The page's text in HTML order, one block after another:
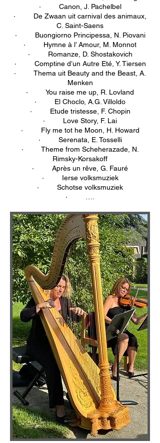
· Canon, J. Pachelbel
· De Zwaan uit carnival des animaux,
C. Saint-Saens
· Buongiorno Principessa, N. Piovani
· Hymne à l’ Amour, M. Monnot
· Romanze, D. Shostakovich
· Comptine d’un Autre Eté, Y. Tiersen
· Thema uit Beauty and the Beast, A.
Menken
· You raise me up, R. Lovland
· El Choclo, A.G. Villoldo
· Etude tristesse, F. Chopin
· Love Story, F. Lai
· Fly me tot he Moon, H. Howard
· Serenata, E. Tosselli
· Theme from Scheherazade, N.
Rimsky-Korsakoff
· Après un rêve, G. Fauré
· Ierse volksmuziek
· Schotse volksmuziek
· ….